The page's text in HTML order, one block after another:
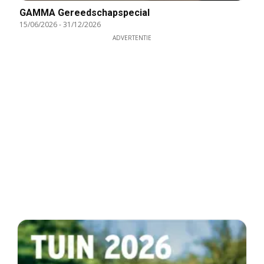
GAMMA Gereedschapspecial
15/06/2026-31/12/2026
ADVERTENTIE